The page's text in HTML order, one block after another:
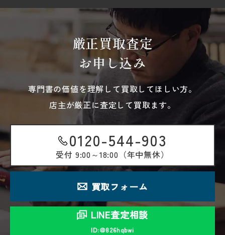
厳正買取査定
お申し込み
専門書の価値を理解して買取してほしい方。
店主が厳正に査定して買取ます。
0120-544-903
受付 9:00～18:00（年中無休）
買取フォーム
LINE査定相談
ID:＠826hqbwi